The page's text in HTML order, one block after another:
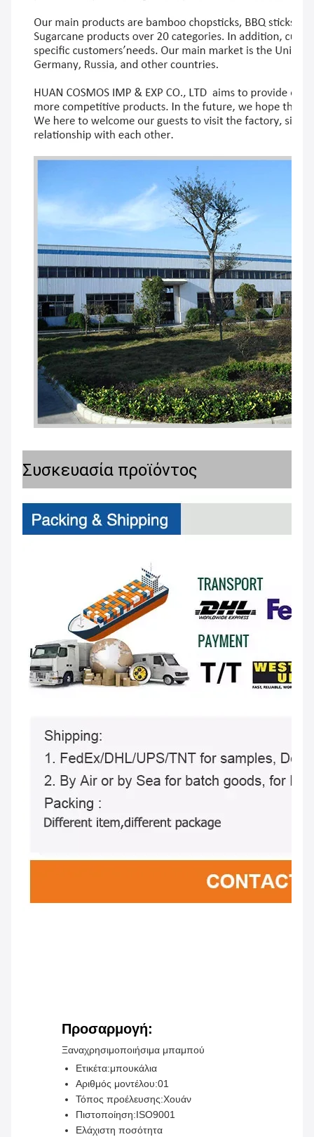
Συσκευασία προϊόντος
Προσαρμογή:
Ξαναχρησιμοποιήσιμα μπαμπού
Ετικέτα:μπουκάλια
Αριθμός μοντέλου:01
Τόπος προέλευσης:Χουάν
Πιστοποίηση:ISO9001
Ελάχιστη ποσότητα